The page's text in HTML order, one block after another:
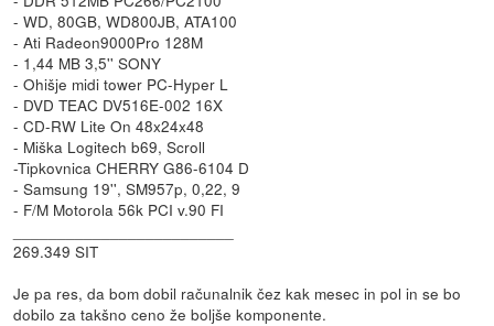
- WD, 80GB, WD800JB, ATA100
- Ati Radeon9000Pro 128M
- 1,44 MB 3,5'' SONY
- Ohišje midi tower PC-Hyper L
- DVD TEAC DV516E-002 16X
- CD-RW Lite On 48x24x48
- Miška Logitech b69, Scroll
-Tipkovnica CHERRY G86-6104 D
- Samsung 19'', SM957p, 0,22, 9
- F/M Motorola 56k PCI v.90 FI
269.349 SIT
Je pa res, da bom dobil računalnik čez kak mesec in pol in se bo
dobilo za takšno ceno že boljše komponente.